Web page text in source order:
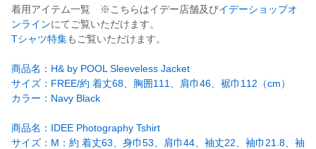
着用アイテム一覧 ※こちらはイデー店舗及びイデーショップオ
ンラインにてご覧いただけます。
Tシャツ特集もご覧いただけます。
商品名：H& by POOL Sleeveless Jacket
サイズ：FREE/約 着丈68、胸囲111、肩巾46、裾巾112（cm）
カラー：Navy Black
商品名：IDEE Photography Tshirt
サイズ：M：約 着丈63、身巾53、肩巾44、袖丈22、袖巾21.8、袖